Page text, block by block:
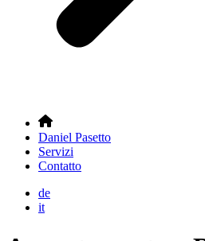
Daniel Pasetto
Servizi
Contatto
de
it